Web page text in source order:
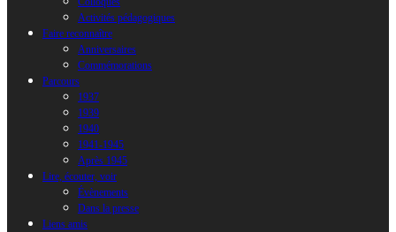
Activités pédagogiques
Faire reconnaître
Anniversaires
Commémorations
Parcours
1937
1939
1940
1941-1945
Après 1945
Lire, écouter, voir
Évènements
Dans la presse
Liens amis